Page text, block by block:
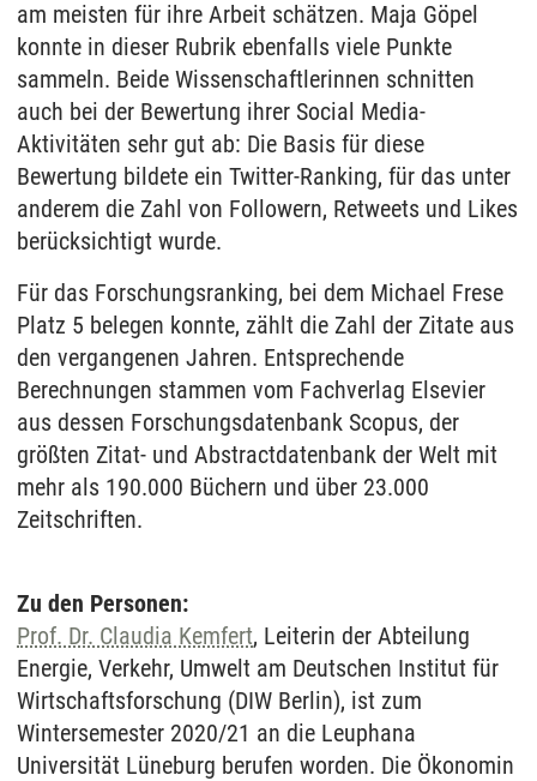
am meisten für ihre Arbeit schätzen. Maja Göpel
konnte in dieser Rubrik ebenfalls viele Punkte
sammeln. Beide Wissenschaftlerinnen schnitten
auch bei der Bewertung ihrer Social Media-
Aktivitäten sehr gut ab: Die Basis für diese
Bewertung bildete ein Twitter-Ranking, für das unter
anderem die Zahl von Followern, Retweets und Likes
berücksichtigt wurde.
Für das Forschungsranking, bei dem Michael Frese
Platz 5 belegen konnte, zählt die Zahl der Zitate aus
den vergangenen Jahren. Entsprechende
Berechnungen stammen vom Fachverlag Elsevier
aus dessen Forschungsdatenbank Scopus, der
größten Zitat- und Abstractdatenbank der Welt mit
mehr als 190.000 Büchern und über 23.000
Zeitschriften.
Zu den Personen:
Prof. Dr. Claudia Kemfert, Leiterin der Abteilung
Energie, Verkehr, Umwelt am Deutschen Institut für
Wirtschaftsforschung (DIW Berlin), ist zum
Wintersemester 2020/21 an die Leuphana
Universität Lüneburg berufen worden. Die Ökonomin